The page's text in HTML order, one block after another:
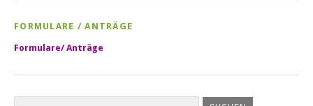
FORMULARE / ANTRÄGE
Formulare/ Anträge